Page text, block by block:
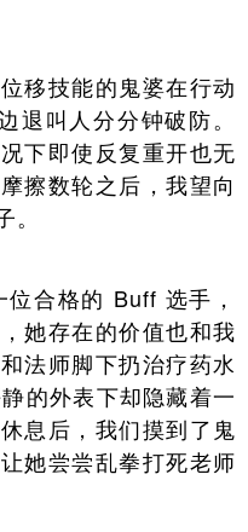
移技能的鬼婆在行动
退叫人分分钟破防。
下即使反复重开也无
擦数轮之后，我望向
合格的 Buff 选手，
她存在的价值也和我
法师脚下扔治疗药水
的外表下却隐藏着一
息后，我们摸到了鬼
她尝尝乱拳打死老师